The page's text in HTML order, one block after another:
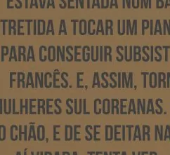
Categorias gerais
Filtros